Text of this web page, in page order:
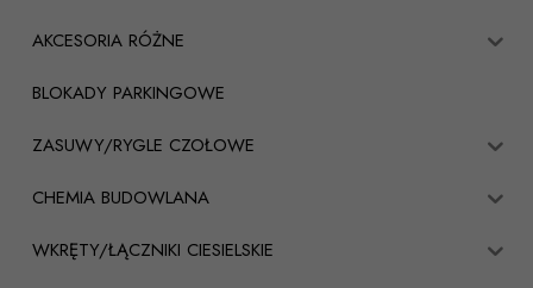
AKCESORIA RÓŻNE
BLOKADY PARKINGOWE
ZASUWY/RYGLE CZOŁOWE
CHEMIA BUDOWLANA
WKRĘTY/ŁĄCZNIKI CIESIELSKIE